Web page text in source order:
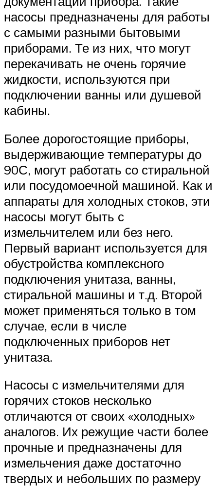
насосы предназначены для работы
с самыми разными бытовыми
приборами. Те из них, что могут
перекачивать не очень горячие
жидкости, используются при
подключении ванны или душевой
кабины.
Более дорогостоящие приборы,
выдерживающие температуры до
90С, могут работать со стиральной
или посудомоечной машиной. Как и
аппараты для холодных стоков, эти
насосы могут быть с
измельчителем или без него.
Первый вариант используется для
обустройства комплексного
подключения унитаза, ванны,
стиральной машины и т.д. Второй
может применяться только в том
случае, если в числе
подключенных приборов нет
унитаза.
Насосы с измельчителями для
горячих стоков несколько
отличаются от своих «холодных»
аналогов. Их режущие части более
прочные и предназначены для
измельчения даже достаточно
твердых и небольших по размеру